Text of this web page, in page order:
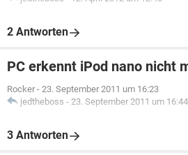
2 Antworten
PC erkennt iPod nano nicht
Rocker - 23. September 2011 um 16:23
jedtheboss - 23. September 2011 um 16:44
3 Antworten